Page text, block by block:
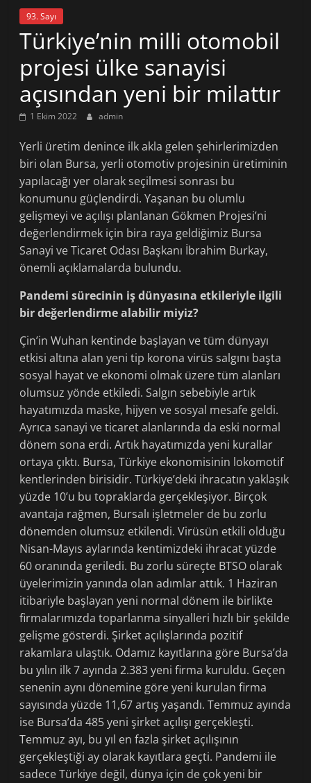
93. Sayı
Türkiye’nin milli otomobil
projesi ülke sanayisi
açısından yeni bir milattır
1 Ekim 2022 admin
Yerli üretim denince ilk akla gelen şehirlerimizden
biri olan Bursa, yerli otomotiv projesinin üretiminin
yapılacağı yer olarak seçilmesi sonrası bu
konumunu güçlendirdi. Yaşanan bu olumlu
gelişmeyi ve açılışı planlanan Gökmen Projesi’ni
değerlendirmek için bira raya geldiğimiz Bursa
Sanayi ve Ticaret Odası Başkanı İbrahim Burkay,
önemli açıklamalarda bulundu.
Pandemi sürecinin iş dünyasına etkileriyle ilgili
bir değerlendirme alabilir miyiz?
Çin’in Wuhan kentinde başlayan ve tüm dünyayı
etkisi altına alan yeni tip korona virüs salgını başta
sosyal hayat ve ekonomi olmak üzere tüm alanları
olumsuz yönde etkiledi. Salgın sebebiyle artık
hayatımızda maske, hijyen ve sosyal mesafe geldi.
Ayrıca sanayi ve ticaret alanlarında da eski normal
dönem sona erdi. Artık hayatımızda yeni kurallar
ortaya çıktı. Bursa, Türkiye ekonomisinin lokomotif
kentlerinden birisidir. Türkiye’deki ihracatın yaklaşık
yüzde 10’u bu topraklarda gerçekleşiyor. Birçok
avantaja rağmen, Bursalı işletmeler de bu zorlu
dönemden olumsuz etkilendi. Virüsün etkili olduğu
Nisan-Mayıs aylarında kentimizdeki ihracat yüzde
60 oranında geriledi. Bu zorlu süreçte BTSO olarak
üyelerimizin yanında olan adımlar attık. 1 Haziran
itibariyle başlayan yeni normal dönem ile birlikte
firmalarımızda toparlanma sinyalleri hızlı bir şekilde
gelişme gösterdi. Şirket açılışlarında pozitif
rakamlara ulaştık. Odamız kayıtlarına göre Bursa’da
bu yılın ilk 7 ayında 2.383 yeni firma kuruldu. Geçen
senenin aynı dönemine göre yeni kurulan firma
sayısında yüzde 11,67 artış yaşandı. Temmuz ayında
ise Bursa’da 485 yeni şirket açılışı gerçekleşti.
Temmuz ayı, bu yıl en fazla şirket açılışının
gerçekleştiği ay olarak kayıtlara geçti. Pandemi ile
sadece Türkiye değil, dünya için de çok yeni bir